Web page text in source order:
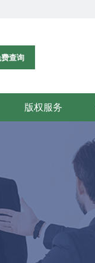
查询
版权服务